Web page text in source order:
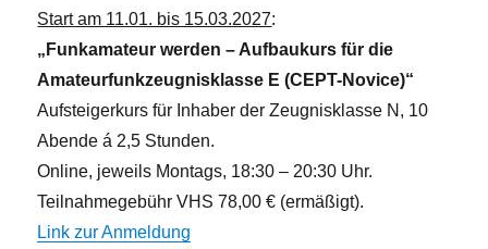
Start am 11.01. bis 15.03.2027:
„Funkamateur werden – Aufbaukurs für die
Amateurfunkzeugnisklasse E (CEPT-Novice)“
Aufsteigerkurs für Inhaber der Zeugnisklasse N, 10
Abende á 2,5 Stunden.
Online, jeweils Montags, 18:30 – 20:30 Uhr.
Teilnahmegebühr VHS 78,00 € (ermäßigt).
Link zur Anmeldung